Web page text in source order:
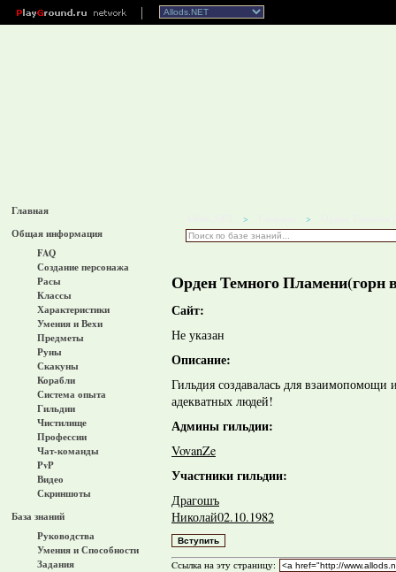
Главная
Общая информация
FAQ
Создание персонажа
Расы
Классы
Характеристики
Умения и Вехи
Предметы
Руны
Скакуны
Корабли
Система опыта
Гильдии
Чистилище
Профессии
Чат-команды
PvP
Видео
Скриншоты
База знаний
Руководства
Умения и Способности
Задания
> >
Орден Темного Пламени(горн
Сайт:
Не указан
Описание:
Гильдия создавалась для
адекватных людей!
Админы гильдии:
VovanZe
Участники гильдии:
Драгошъ
Николай02.10.1982
Cсылка на эту страницу: